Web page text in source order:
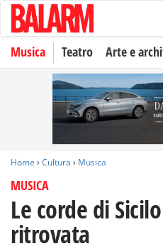
Musica Teatro Arte e
Home › Cultura › Musica
MUSICA
Le corde di
ritrovata